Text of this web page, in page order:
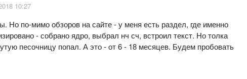
10:27
Но по-мимо обзоров на сайте - у меня есть раздел, где именно
- собрано ядро, выбрал нч сч, встроил текст. Но толка
песочницу попал. А это - от 6 - 18 месяцев. Будем пробовать